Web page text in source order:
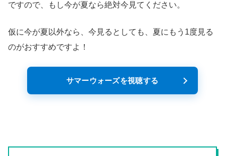
ですので、もし今が夏なら絶対今見てください。
仮に今が夏以外なら、今見るとしても、夏にもう1度見る
のがおすすめですよ！
サマーウォーズを視聴する